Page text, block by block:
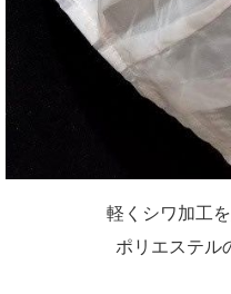
軽くシワ加工
ポリエステル